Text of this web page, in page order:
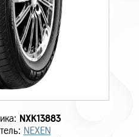
NXK13883
NEXEN